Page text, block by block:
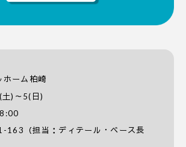
ホーム柏崎
)～5(日)
163
（担当：ディテール・ベース長